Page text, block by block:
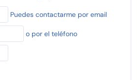
Puedes contactarme por email
o por el teléfono